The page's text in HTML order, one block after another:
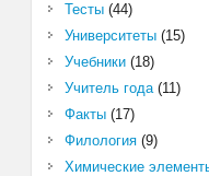
Тесты(44)
Университеты(15)
Учебники(18)
Учитель года(11)
Факты(17)
Филология(9)
Химические